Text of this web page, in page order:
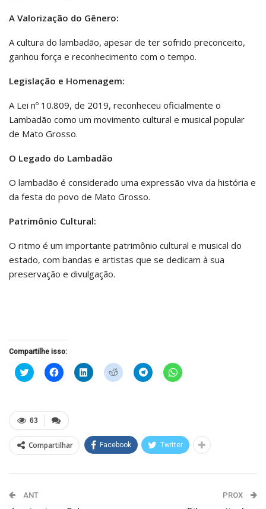
A Valorização do Gênero:
A cultura do lambadão, apesar de ter sofrido preconceito,
ganhou força e reconhecimento com o tempo.
Legislação e Homenagem:
A Lei nº 10.809, de 2019, reconheceu oficialmente o
Lambadão como um movimento cultural e musical popular
de Mato Grosso.
O Legado do Lambadão
O lambadão é considerado uma expressão viva da história e
da festa do povo de Mato Grosso.
Patrimônio Cultural:
O ritmo é um importante patrimônio cultural e musical do
estado, com bandas e artistas que se dedicam à sua
preservação e divulgação.
Compartilhe isso:
Clique
para
em
nova
janela)
Clique
para
em
nova
janela)
Clique
para
Clique
para
Clique
para
Clique
para
63
Compartilhar Facebook Twitter
ANT PROX